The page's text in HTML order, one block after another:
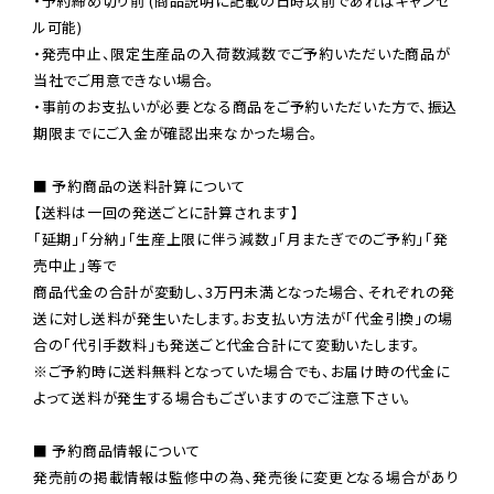
ル可能)
・発売中止、限定生産品の入荷数減数でご予約いただいた商品が
当社でご用意できない場合。
・事前のお支払いが必要となる商品をご予約いただいた方で、振込
期限までにご入金が確認出来なかった場合。
■ 予約商品の送料計算について
【送料は一回の発送ごとに計算されます】
「延期」「分納」「生産上限に伴う減数」「月またぎでのご予約」「発
売中止」等で
商品代金の合計が変動し、3万円未満となった場合、それぞれの発
送に対し送料が発生いたします。お支払い方法が「代金引換」の場
※ご予約時に送料無料となっていた場合でも、お届け時の代金に
よって送料が発生する場合もございますのでご注意下さい。
■ 予約商品情報について
発売前の掲載情報は監修中の為、発売後に変更となる場合があり